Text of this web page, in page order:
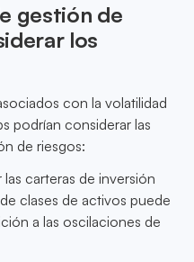
gestión de
los
con la volatilidad
podrían considerar las
de riesgos:
las carteras de inversión
clases de activos puede
a las oscilaciones de